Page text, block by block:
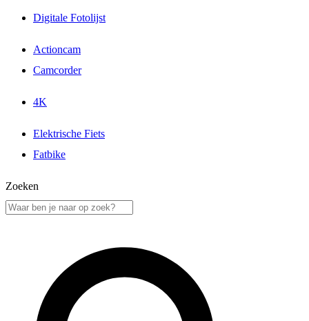
Digitale Fotolijst
Actioncam
Camcorder
4K
Elektrische Fiets
Fatbike
Zoeken